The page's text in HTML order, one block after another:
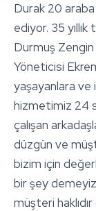
Durak 20
ediyor. 35
Durmuş Zengin
Yöneticisi
yaşayanlara
hizmetimiz 24
çalışan
düzgün ve
bizim için
bir şey
müşteri